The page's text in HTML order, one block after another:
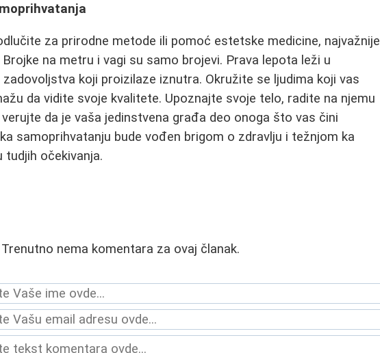
za prirodne metode ili pomoć estetske medicine, najvažnije
na metru i vagi su samo brojevi. Prava lepota leži u
koji proizilaze iznutra. Okružite se ljudima koji vas
da vidite svoje kvalitete. Upoznajte svoje telo, radite na njemu
da je vaša jedinstvena građa deo onoga što vas čini
samoprihvatanju bude vođen brigom o zdravlju i težnjom ka
tudjih očekivanja.
Trenutno nema komentara za ovaj članak.